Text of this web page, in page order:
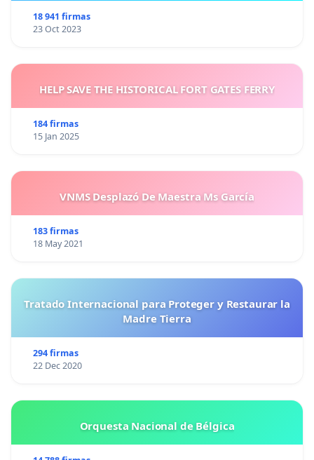
18 941 firmas
23 Oct 2023
HELP SAVE THE HISTORICAL FORT GATES FERRY
184 firmas
15 Jan 2025
VNMS Desplazó De Maestra Ms García
183 firmas
18 May 2021
Tratado Internacional para Proteger y Restaurar la
Madre Tierra
294 firmas
22 Dec 2020
Orquesta Nacional de Bélgica